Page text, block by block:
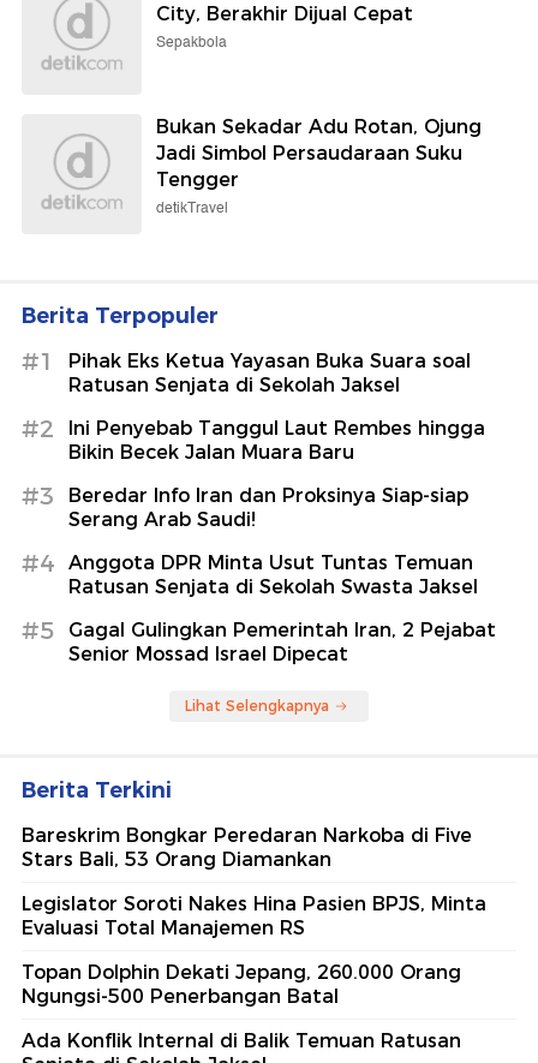
City, Berakhir Dijual Cepat
Sepakbola
Bukan Sekadar Adu Rotan, Ojung
Jadi Simbol Persaudaraan Suku
Tengger
detikTravel
Berita Terpopuler
#1
Pihak Eks Ketua Yayasan Buka Suara soal
Ratusan Senjata di Sekolah Jaksel
#2
Ini Penyebab Tanggul Laut Rembes hingga
Bikin Becek Jalan Muara Baru
#3
Beredar Info Iran dan Proksinya Siap-siap
Serang Arab Saudi!
#4
Anggota DPR Minta Usut Tuntas Temuan
Ratusan Senjata di Sekolah Swasta Jaksel
#5
Gagal Gulingkan Pemerintah Iran, 2 Pejabat
Senior Mossad Israel Dipecat
Lihat Selengkapnya
Berita Terkini
Bareskrim Bongkar Peredaran Narkoba di Five
Stars Bali, 53 Orang Diamankan
Legislator Soroti Nakes Hina Pasien BPJS, Minta
Evaluasi Total Manajemen RS
Topan Dolphin Dekati Jepang, 260.000 Orang
Ngungsi-500 Penerbangan Batal
Ada Konflik Internal di Balik Temuan Ratusan